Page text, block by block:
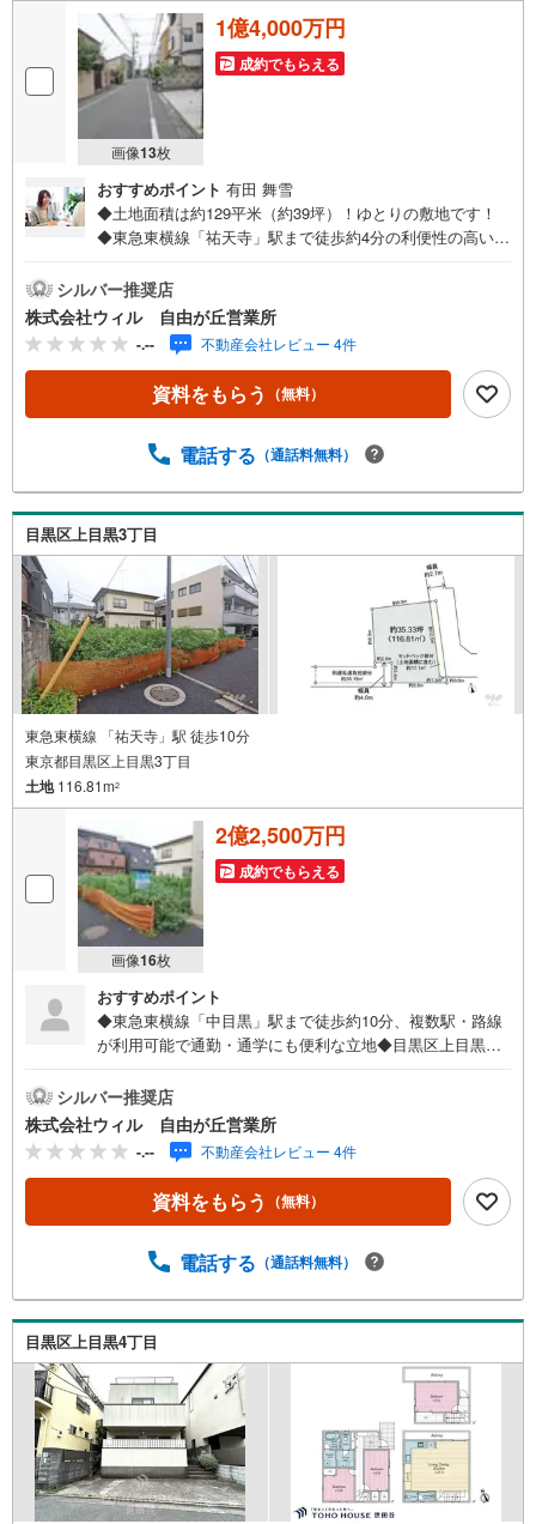
画像13枚
1億4,000万円
成約でもらえる
おすすめポイント 有田 舞雪
◆土地面積は約129平米（約39坪）！ゆとりの敷地です！
◆東急東横線「祐天寺」駅まで徒歩約4分の利便性の高い立
イルにあったお住まいをご建築いただけます！◆ゆとりの
敷地面積ですので、建築プランが立てやすそうです！◆住
環境に配慮された低層住居専用地域の閑静な住宅地！落ち
着いた街並みが広がる住環境◆「上目黒小学校」までは徒
歩約4分！「目黒中央中学校」まで徒歩約8分と通学環境良
好！子育て世帯にも嬉しい立地！◆毎日のお買い物に便
業時間 10:00～19:00】上記時間はお電話が繋がりやすくな
場合はご見学予約ボタンよりご希望の日時をご記入いただ
けますとスムーズにご案内が可能です。～住宅ローン～諸
費用込融資や築年数の古い物件のローンも得意としてお
り、最適な銀行をご提案します。～リフォーム～理想の間
取り、テイストを作り上げられます！リフォームプランナ
ーの同行も可能です。
シルバー推奨店
株式会社ウィル 自由が丘営業所
-.-- 不動産会社レビュー 4件
資料をもらう （無料）
電話する （通話料無料）
目黒区上目黒3丁目
東急東横線 「祐天寺」駅 徒歩10分
東京都目黒区上目黒3丁目
土地116.81m2
画像16枚
2億2,500万円
成約でもらえる
おすすめポイント
◆東急東横線「中目黒」駅まで徒歩約10分、複数駅・路線
が利用可能で通勤・通学にも便利な立地◆目黒区上目黒ア
性の高い立地◆東と西の二方道路で、2面からの採光・通風
が得られる開放的な住まいの検討も可能◆建築条件無しの
為、お好みのハウスメーカーや工務店で自分好みの間取り
やデザインを採用したこだわりの家づくりが可能◆現況更
地につき、解体費用等の初期費用が抑えられ、ご購入後す
ぐに建築工事を始められます◆土地面積約116平米（約35
【営業時間 10:00～19:00】上記時間はお電話が繋がりやす
れる場合はご見学予約ボタンよりご希望の日時をご記入い
ただけますとスムーズにご案内が可能です。～住宅ローン
～諸費用込融資や築年数の古い物件のローンも得意として
おり、最適な銀行をご提案します。～リフォーム～理想の
間取り、テイストを作り上げられます！リフォームプラン
ナーの同行も可能です。
シルバー推奨店
株式会社ウィル 自由が丘営業所
-.-- 不動産会社レビュー 4件
資料をもらう （無料）
電話する （通話料無料）
目黒区上目黒4丁目